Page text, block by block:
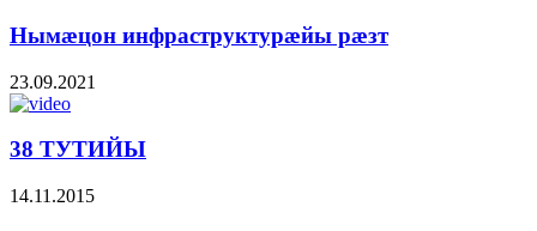
Нымæцон инфраструктурæйы рæзт
23.09.2021
38 ТУТИЙЫ
14.11.2015